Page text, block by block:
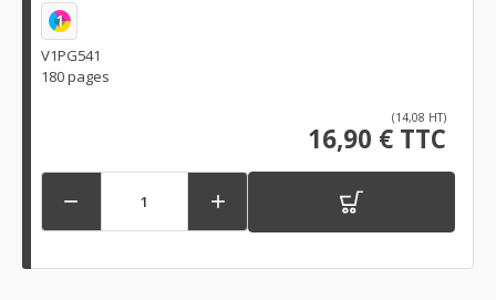
1
V1PG541
180 pages
(14,08 HT)
16,90 € TTC
 